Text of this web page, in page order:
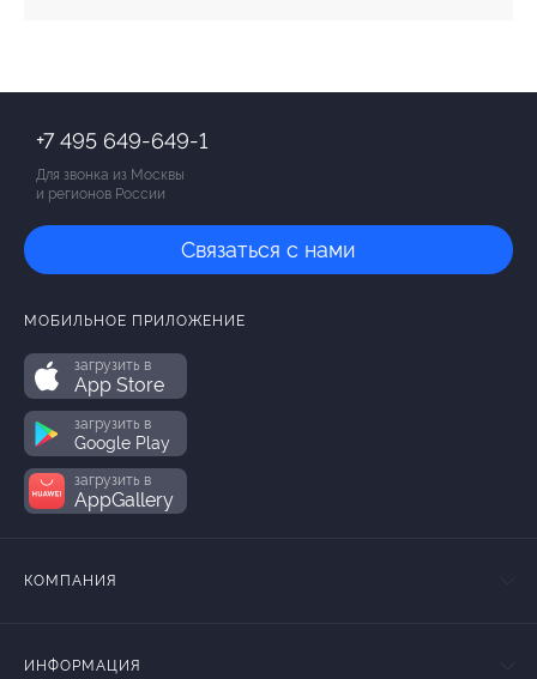
+7 495 649-649-1
Для звонка из Москвы
и регионов России
Связаться с нами
МОБИЛЬНОЕ ПРИЛОЖЕНИЕ
загрузить в
App Store
загрузить в
Google Play
загрузить в
AppGallery
КОМПАНИЯ
ИНФОРМАЦИЯ